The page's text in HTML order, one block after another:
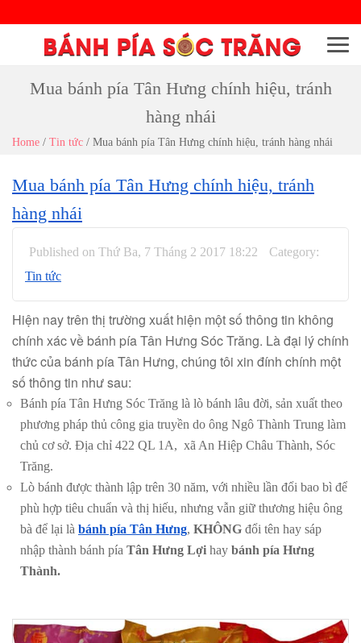
Menu
Mua bánh pía Tân Hưng chính hiệu, tránh
hàng nhái
Home / Tin tức / Mua bánh pía Tân Hưng chính hiệu, tránh hàng nhái
Mua bánh pía Tân Hưng chính hiệu, tránh
hàng nhái
Published on Thứ Ba, 7 Tháng 2 2017 18:22
Category:
Tin tức
Hiện nay trên thị trường xuất hiện một số thông tin không
chính xác về bánh pía Tân Hưng Sóc Trăng. Là đại lý chính
thức của bánh pía Tân Hưng, chúng tôi xin đính chính một
số thông tin như sau:
Bánh pía Tân Hưng Sóc Trăng là lò bánh lâu đời, sản xuất theo
phương pháp thủ công gia truyền do ông Ngô Thành Trung làm
chủ cơ sở. Địa chỉ 422 QL 1A, xã An Hiệp Châu Thành, Sóc
Trăng.
Lò bánh được thành lập trên 30 năm, với nhiều lần đổi bao bì để
phù hợp tiêu chuẩn và thị hiếu, nhưng vẫn giữ thương hiệu ông
bà để lại là bánh pía Tân Hưng, KHÔNG đổi tên hay sáp
nhập thành bánh pía Tân Hưng Lợi hay bánh pía Hưng
Thành.